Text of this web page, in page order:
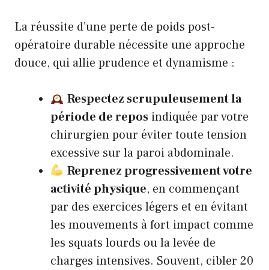
La réussite d’une perte de poids post-
opératoire durable nécessite une approche
douce, qui allie prudence et dynamisme :
Respectez scrupuleusement la
période de repos indiquée par votre
chirurgien pour éviter toute tension
excessive sur la paroi abdominale.
Reprenez progressivement votre
activité physique, en commençant
par des exercices légers et en évitant
les mouvements à fort impact comme
les squats lourds ou la levée de
charges intensives. Souvent, cibler 20